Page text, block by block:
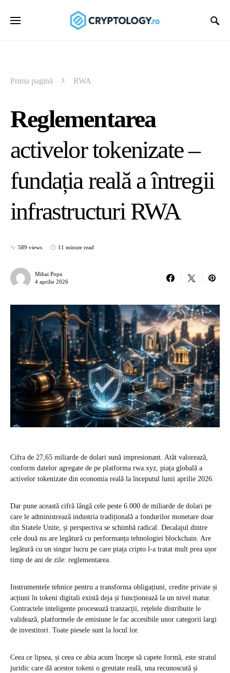
Prima pagină RWA
Reglementarea
activelor tokenizate –
fundația reală a întregii
infrastructuri RWA
589 views 11 minute read
Mihai Popa
4 aprilie 2026
Cifra de 27,65 miliarde de dolari sună impresionant. Atât valorează,
conform datelor agregate de pe platforma rwa.xyz, piața globală a
activelor tokenizate din economia reală la începutul lunii aprilie 2026.
Dar pune această cifră lângă cele peste 6.000 de miliarde de dolari pe
care le administrează industria tradițională a fondurilor monetare doar
din Statele Unite, și perspectiva se schimbă radical. Decalajul dintre
cele două nu are legătură cu performanța tehnologiei blockchain. Are
legătură cu un singur lucru pe care piața cripto l-a tratat mult prea ușor
timp de ani de zile: reglementarea.
Instrumentele tehnice pentru a transforma obligațiuni, credite private și
acțiuni în tokeni digitali există deja și funcționează la un nivel matur.
Contractele inteligente procesează tranzacții, rețelele distribuite le
validează, platformele de emisiune le fac accesibile unor categorii largi
de investitori. Toate piesele sunt la locul lor.
Ceea ce lipsea, și ceea ce abia acum începe să capete formă, este stratul
juridic care dă acestor tokeni o greutate reală, una recunoscută și